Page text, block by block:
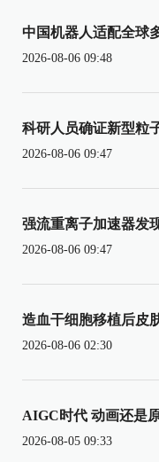
中国机器人适配全球
2026-08-06 09:48
科研人员确证新型粒
2026-08-06 09:47
强流重离子加速器发
2026-08-06 09:47
造血干细胞移植后皮
2026-08-06 02:30
AIGC时代 动画还是
2026-08-05 09:33